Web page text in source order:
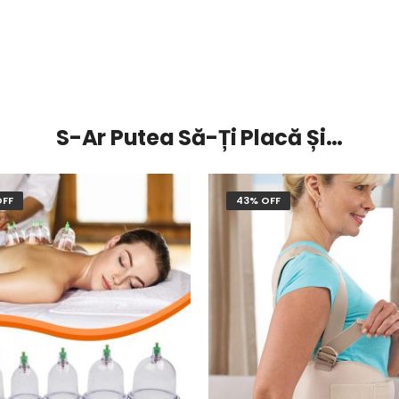
S-Ar Putea Să-Ți Placă Și…
43% OFF